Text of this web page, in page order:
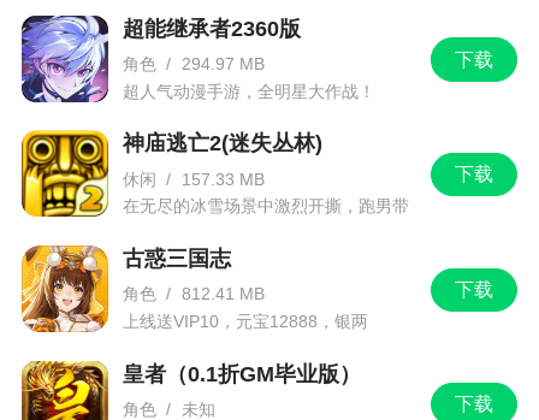
能，与黄忠、马超、丁奉等菜刀武将不同，回合外
的太史慈完全等于“白板”。
5、伤害能力强，但目标分散，输出能力强，击
杀能力一般。
6、拼点的负面效应：不仅仅指拼点失败的情
况，当拼点目标选择队友时，也会同时耗费掉队友1
张手牌，选择敌人则会产生相应的风险性。
通过上文的优缺对比，我们不难发现：虽然太
史慈的输出上线相当可观的，但他的不稳定性却比
一般菜刀武将要高出很多。以当前版本的军八环境
为标准，一名优秀的菜刀武将是需要同时兼备，较
下载
超能继承者2360版
角色 /
294.97 MB
超人气动漫手游，全明星大作战！
下载
神庙逃亡2(迷失丛林)
休闲 /
157.33 MB
在无尽的冰雪场景中激烈开撕，跑男带
下载
古惑三国志
角色 / 812.41 MB
上线送VIP10，元宝12888，银两
下载
皇者（0.1折GM毕业版）
角色 /
未知